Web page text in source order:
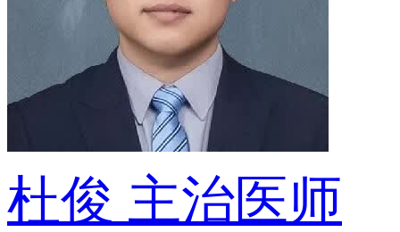
杜俊 主治医师